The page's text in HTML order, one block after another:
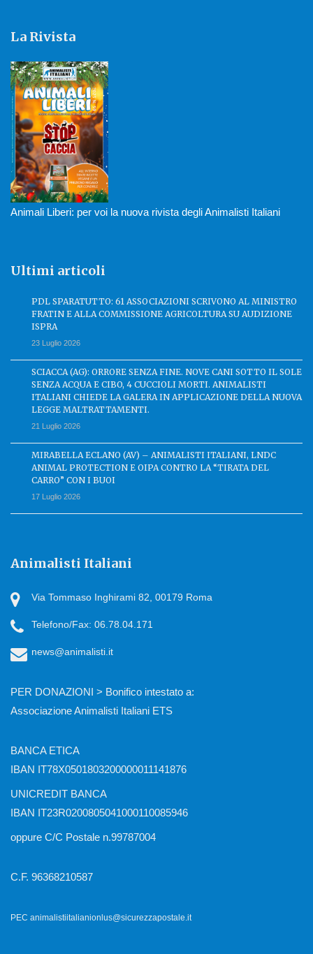
La Rivista
Animali Liberi: per voi la nuova rivista degli Animalisti Italiani
Ultimi articoli
PDL SPARATUTTO: 61 ASSOCIAZIONI SCRIVONO AL MINISTRO
FRATIN E ALLA COMMISSIONE AGRICOLTURA SU AUDIZIONE
ISPRA
23 Luglio 2026
SCIACCA (AG): ORRORE SENZA FINE. NOVE CANI SOTTO IL SOLE
SENZA ACQUA E CIBO, 4 CUCCIOLI MORTI. ANIMALISTI
ITALIANI CHIEDE LA GALERA IN APPLICAZIONE DELLA NUOVA
LEGGE MALTRATTAMENTI.
21 Luglio 2026
MIRABELLA ECLANO (AV) – ANIMALISTI ITALIANI, LNDC
ANIMAL PROTECTION E OIPA CONTRO LA “TIRATA DEL
CARRO” CON I BUOI
17 Luglio 2026
Animalisti Italiani
Via Tommaso Inghirami 82, 00179 Roma
Telefono/Fax: 06.78.04.171
news@animalisti.it
PER DONAZIONI > Bonifico intestato a:
Associazione Animalisti Italiani ETS
BANCA ETICA
IBAN IT78X0501803200000011141876
UNICREDIT BANCA
IBAN IT23R0200805041000110085946
oppure C/C Postale n.99787004
C.F. 96368210587
PEC animalistiitalianionlus@sicurezzapostale.it